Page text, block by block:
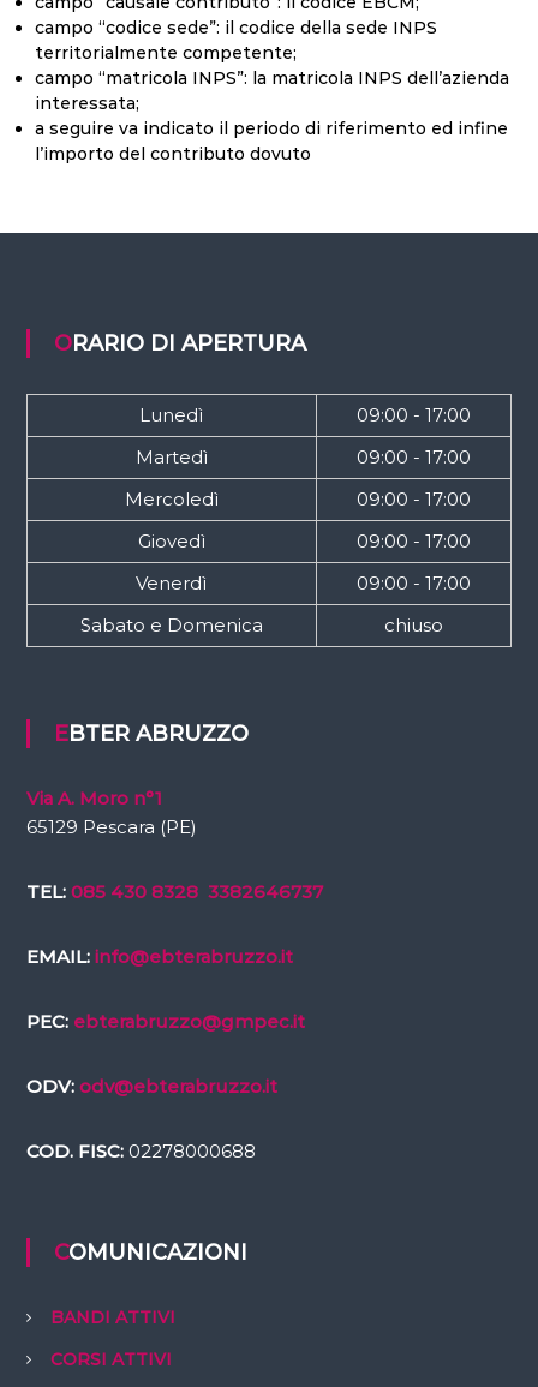
campo “codice sede”: il codice della sede INPS
territorialmente competente;
campo “matricola INPS”: la matricola INPS dell’azienda
interessata;
a seguire va indicato il periodo di riferimento ed infine
l’importo del contributo dovuto
ORARIO DI APERTURA
Lunedì
09:00 - 17:00
Martedì
09:00 - 17:00
Mercoledì
09:00 - 17:00
Giovedì
09:00 - 17:00
Venerdì
09:00 - 17:00
Sabato e Domenica
chiuso
EBTER ABRUZZO
Via A. Moro n°1
65129 Pescara (PE)
TEL: 085 430 8328 3382646737
EMAIL: info@ebterabruzzo.it
PEC: ebterabruzzo@gmpec.it
ODV: odv@ebterabruzzo.it
COD. FISC:02278000688
COMUNICAZIONI
BANDI ATTIVI
CORSI ATTIVI